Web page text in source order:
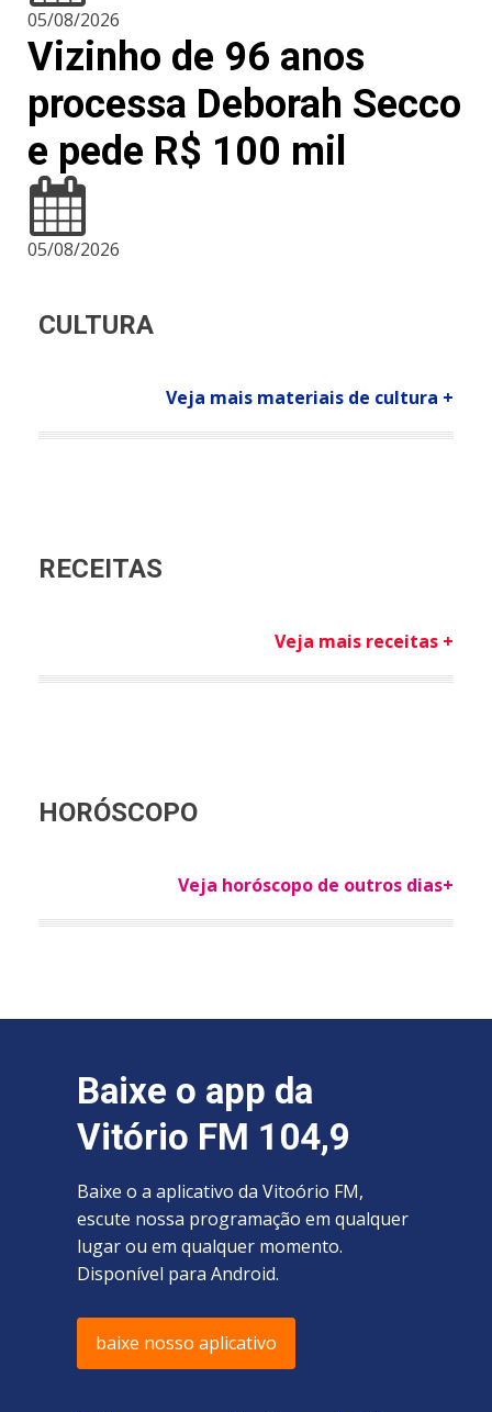
05/08/2026
Vizinho de 96 anos
processa Deborah Secco
e pede R$ 100 mil
05/08/2026
CULTURA
Veja mais materiais de cultura +
RECEITAS
Veja mais receitas +
HORÓSCOPO
Veja horóscopo de outros dias+
Baixe o app da
Vitório FM 104,9
Baixe o a aplicativo da Vitoório FM,
escute nossa programação em qualquer
lugar ou em qualquer momento.
Disponível para Android.
baixe nosso aplicativo